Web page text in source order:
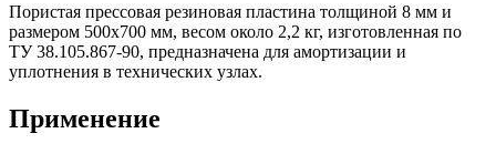
Пористая прессовая резиновая пластина толщиной 8 мм и
размером 500х700 мм, весом около 2,2 кг, изготовленная по
ТУ 38.105.867-90, предназначена для амортизации и
уплотнения в технических узлах.
Применение